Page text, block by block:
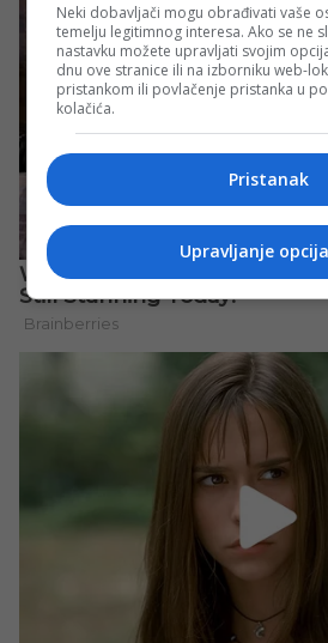
Neki dobavljači mogu obrađivati vaše
temelju legitimnog interesa. Ako se ne
nastavku možete upravljati svojim
dnu ove stranice ili na izborniku web-
pristankom ili povlačenje pristanka u
kolačića.
Pristanak
Upravljanje